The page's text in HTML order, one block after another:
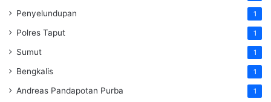
Penyelundupan 1
Polres Taput 1
Sumut 1
Bengkalis 1
Andreas Pandapotan Purba 1